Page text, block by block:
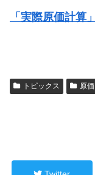
「実際原価計算
トピックス 原価